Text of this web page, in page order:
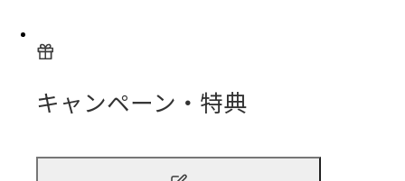
キャンペーン・特典